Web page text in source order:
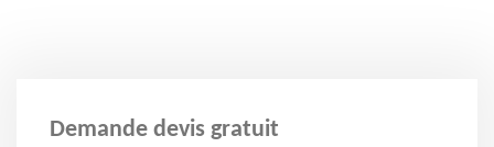
Demande devis gratuit